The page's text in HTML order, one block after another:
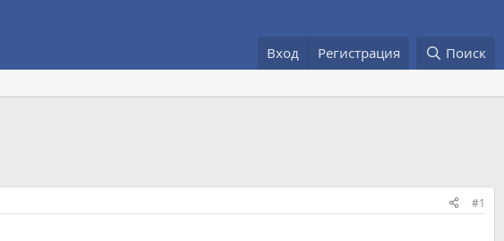
Вход Регистрация Поиск
#1